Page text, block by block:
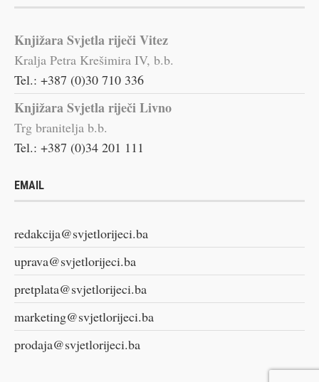
Knjižara Svjetla riječi Vitez
Kralja Petra Krešimira IV, b.b.
Tel.: +387 (0)30 710 336
Knjižara Svjetla riječi Livno
Trg branitelja b.b.
Tel.: +387 (0)34 201 111
EMAIL
redakcija@svjetlorijeci.ba
uprava@svjetlorijeci.ba
pretplata@svjetlorijeci.ba
marketing@svjetlorijeci.ba
prodaja@svjetlorijeci.ba